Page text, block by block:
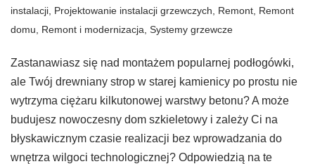
instalacji Projektowanie instalacji grzewczych Remont Remont
domu
Remont i modernizacja Systemy grzewcze
Zastanawiasz się nad montażem popularnej podłogówki,
ale Twój drewniany strop w starej kamienicy po prostu nie
wytrzyma ciężaru kilkutonowej warstwy betonu? A może
budujesz nowoczesny dom szkieletowy i zależy Ci na
błyskawicznym czasie realizacji bez wprowadzania do
wnętrza wilgoci technologicznej? Odpowiedzią na te